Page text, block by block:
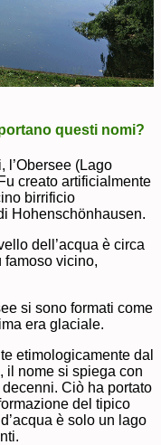
questi nomi?
l’Obersee (Lago
creato artificialmente
birrificio
Hohenschönhausen.
dell’acqua è circa
famoso vicino,
si sono formati come
era glaciale.
etimologicamente dal
il nome si spiega con
Ciò ha portato
del tipico
è solo un lago